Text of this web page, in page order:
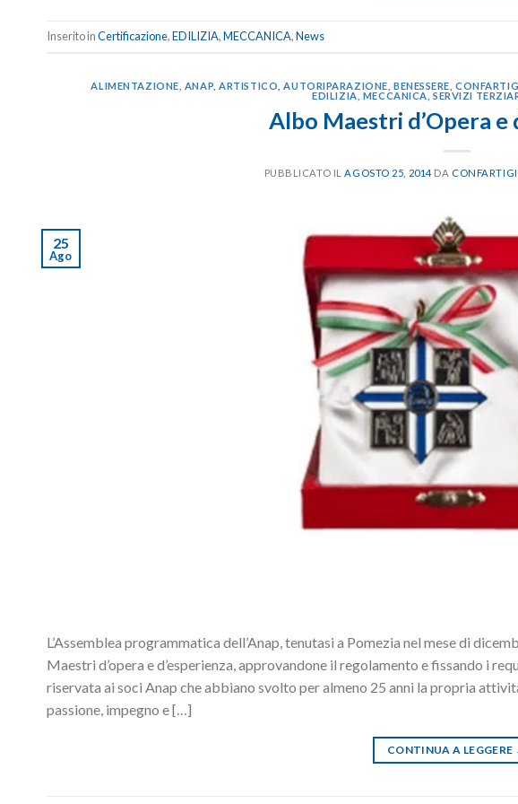
Inserito inCertificazione,EDILIZIA,MECCANICA,News
ALIMENTAZIONE ANAP ,ARTISTICO ,AUTORIPARAZIONE BENESSERE ,
EDILIZIA MECCANICA ,SERVIZI
Albo Maestri d’Opera e
PUBBLICATO IL AGOSTO 25, 2014 DA
25
Ago
L’Assemblea programmatica dell’Anap, tenutasi a Pomezia nel mese di
Maestri d’opera e d’esperienza, approvandone il regolamento e fissando i
riservata ai soci Anap che abbiano svolto per almeno 25 anni la propria
passione, impegno e […]
CONTINUA A LEGGERE